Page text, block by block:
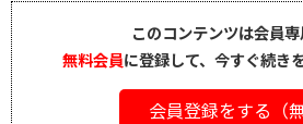
このコンテンツは会員専
無料会員に登録して、今すぐ続き
会員登録をする（無